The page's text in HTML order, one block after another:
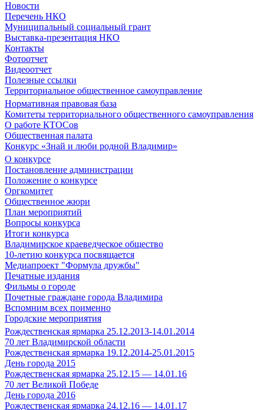
Новости
Перечень НКО
Муниципальный социальный грант
Выставка-презентация НКО
Контакты
Фотоотчет
Видеоотчет
Полезные ссылки
Территориальное общественное самоуправление
Нормативная правовая база
Комитеты территориального общественного самоуправления
О работе КТОСов
Общественная палата
Конкурс «Знай и люби родной Владимир»
О конкурсе
Постановление администрации
Положение о конкурсе
Оргкомитет
Общественное жюри
План мероприятий
Вопросы конкурса
Итоги конкурса
Владимирское краеведческое общество
10-летию конкурса посвящается
Медиапроект "Формула дружбы"
Печатные издания
Фильмы о городе
Почетные граждане города Владимира
Вспомним всех поименно
Городские мероприятия
Рождественская ярмарка 25.12.2013-14.01.2014
70 лет Владимирской области
Рождественская ярмарка 19.12.2014-25.01.2015
День города 2015
Рождественская ярмарка 25.12.15 — 14.01.16
70 лет Великой Победе
День города 2016
Рождественская ярмарка 24.12.16 — 14.01.17